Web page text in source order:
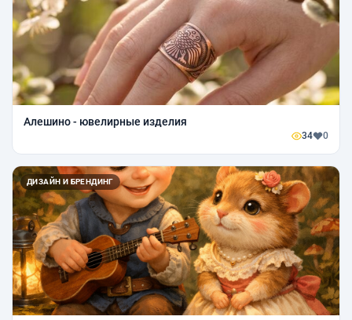
Алешино - ювелирные изделия
34 0
ДИЗАЙН И БРЕНДИНГ